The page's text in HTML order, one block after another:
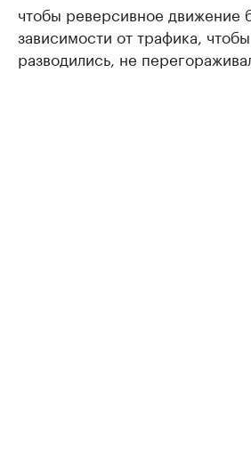
чтобы реверсивное движение
зависимости от трафика,
разводились, не